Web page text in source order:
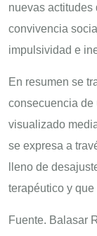
nuevas actitudes
convivencia
impulsividad e
En resumen se
consecuencia de
visualizado
se expresa a
lleno de
terapéutico y
Fuente. Balasar